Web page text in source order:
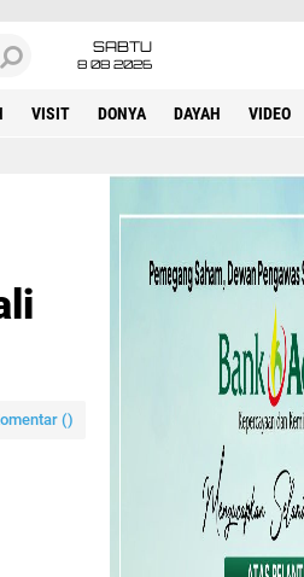
SABTU
8 08 2026
VISIT DONYA DAYAH VIDEO
()